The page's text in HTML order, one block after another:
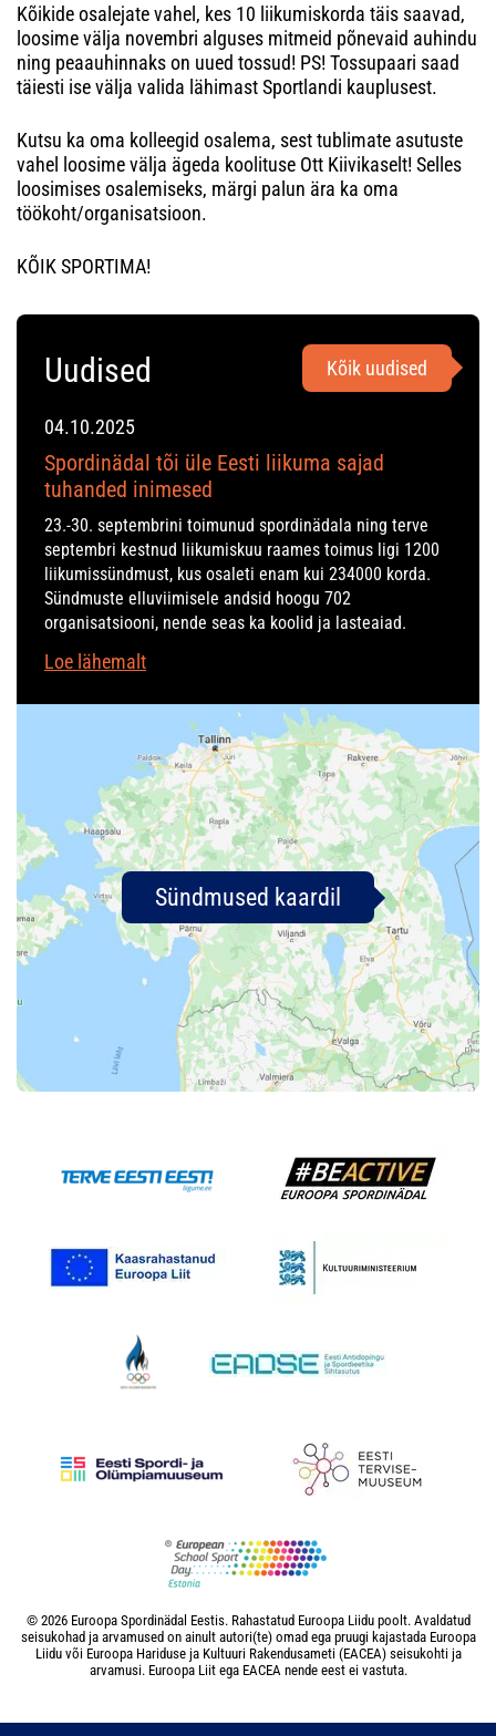
Kõikide osalejate vahel, kes 10 liikumiskorda täis saavad,
loosime välja novembri alguses mitmeid põnevaid auhindu
ning peaauhinnaks on uued tossud! PS! Tossupaari saad
täiesti ise välja valida lähimast Sportlandi kauplusest.
Kutsu ka oma kolleegid osalema, sest tublimate asutuste
vahel loosime välja ägeda koolituse Ott Kiivikaselt! Selles
loosimises osalemiseks, märgi palun ära ka oma
töökoht/organisatsioon.
KÕIK SPORTIMA!
Uudised Kõik uudised
04.10.2025
Spordinädal tõi üle Eesti liikuma sajad
tuhanded inimesed
23.-30. septembrini toimunud spordinädala ning terve
septembri kestnud liikumiskuu raames toimus ligi 1200
liikumissündmust, kus osaleti enam kui 234000 korda.
Sündmuste elluviimisele andsid hoogu 702
organisatsiooni, nende seas ka koolid ja lasteaiad.
Loe lähemalt
Sündmused kaardil
© 2026 Euroopa Spordinädal Eestis. Rahastatud Euroopa Liidu poolt. Avaldatud
seisukohad ja arvamused on ainult autori(te) omad ega pruugi kajastada Euroopa
Liidu või Euroopa Hariduse ja Kultuuri Rakendusameti (EACEA) seisukohti ja
arvamusi. Euroopa Liit ega EACEA nende eest ei vastuta.